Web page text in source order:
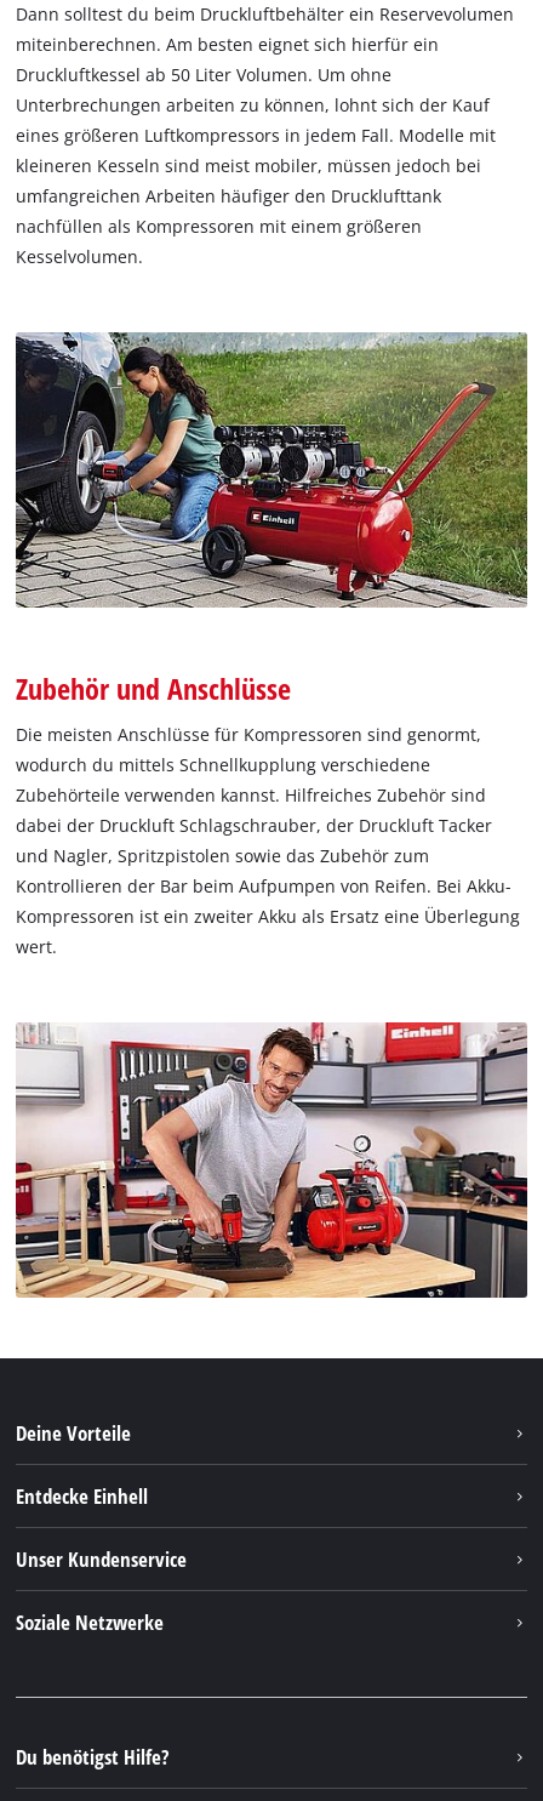
Dann solltest du beim Druckluftbehälter ein Reservevolumen
miteinberechnen. Am besten eignet sich hierfür ein
Druckluftkessel ab 50 Liter Volumen. Um ohne
Unterbrechungen arbeiten zu können, lohnt sich der Kauf
eines größeren Luftkompressors in jedem Fall. Modelle mit
kleineren Kesseln sind meist mobiler, müssen jedoch bei
umfangreichen Arbeiten häufiger den Drucklufttank
nachfüllen als Kompressoren mit einem größeren
Kesselvolumen.
Zubehör und Anschlüsse
Die meisten Anschlüsse für Kompressoren sind genormt,
wodurch du mittels Schnellkupplung verschiedene
Zubehörteile verwenden kannst. Hilfreiches Zubehör sind
dabei der Druckluft Schlagschrauber, der Druckluft Tacker
und Nagler, Spritzpistolen sowie das Zubehör zum
Kontrollieren der Bar beim Aufpumpen von Reifen. Bei Akku-
Kompressoren ist ein zweiter Akku als Ersatz eine Überlegung
wert.
Deine Vorteile
Entdecke Einhell
Einhell Germany AG
Unser Kundenservice
Soziale Netzwerke
Instagram
TikTok
Du benötigst Hilfe?